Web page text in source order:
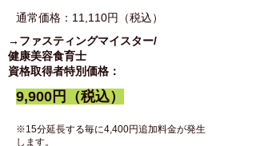
通常価格：11,110円（税込）
​→ファスティングマイスター/
健康美容食育士
資格取得者特別価格：
9,900円（税込）
※15分延長する毎に4,400円追加料金が発生
します。